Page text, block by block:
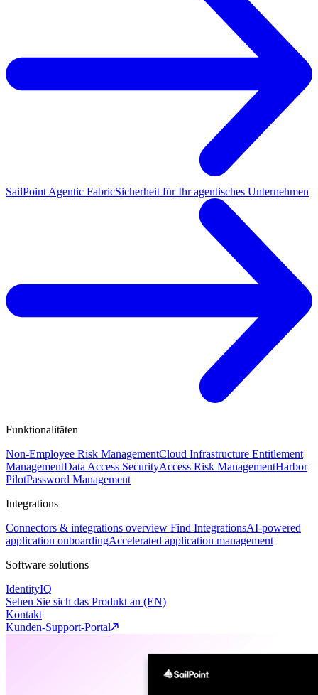
SailPoint Agentic FabricSicherheit für Ihr agentisches Unternehmen
Funktionalitäten
Non-Employee Risk ManagementCloud Infrastructure Entitlement
ManagementData Access SecurityAccess Risk ManagementHarbor
PilotPassword Management
Integrations
Connectors & integrations overview Find IntegrationsAI-powered
application onboardingAccelerated application management
Software solutions
IdentityIQ
Sehen Sie sich das Produkt an (EN)
Kontakt
Kunden-Support-Portal